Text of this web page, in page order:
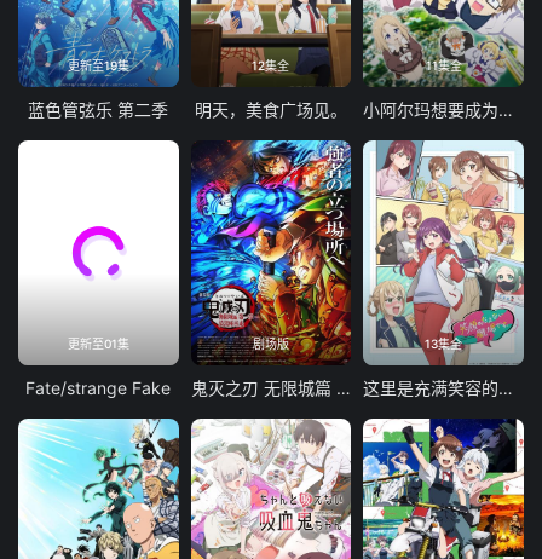
更新至19集
蓝色管弦乐 第二季
12集全
明天，美食广场见。
11集全
小阿尔玛想要成为家人
更新至01集
Fate/strange Fake
剧场版
鬼灭之刃 无限城篇 第一章 猗窝座再袭
13集全
这里是充满笑容的职场。